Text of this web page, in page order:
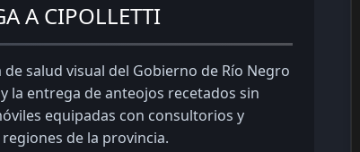
A CIPOLLETTI
salud visual del Gobierno de Río Negro
entrega de anteojos recetados sin
equipadas con consultorios y
de la provincia.